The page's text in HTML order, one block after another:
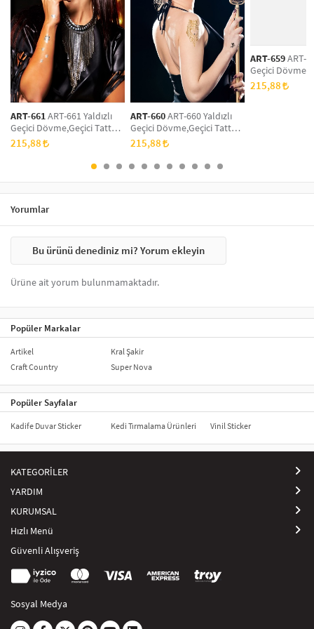
ART-661ART-661 Yaldızlı
Geçici Dövme,Geçici Tattoo
,Vücut Dövme,Kol Bilek
Dövme,Boyun Dövme,Sırt
215,88
ART-660ART-660 Yaldızlı
Geçici Dövme,Geçici Tattoo
,Vücut Dövme,Kol Bilek
Dövme,Boyun Dövme,Sırt
Dövme
215,88
ART-659ART-
Geçici
,Vücut
Dövme,Boyun
215,88
Yorumlar
Bu ürünü denediniz mi? Yorum ekleyin
Ürüne ait yorum bulunmamaktadır.
Popüler Markalar
Artikel
Craft Country
Kral Şakir
Super Nova
Popüler Sayfalar
Kadife Duvar Sticker Kedi Tırmalama Ürünleri Vinil Sticker
KATEGORİLER
YARDIM
KURUMSAL
Hızlı Menü
Güvenli Alışveriş
Sosyal Medya